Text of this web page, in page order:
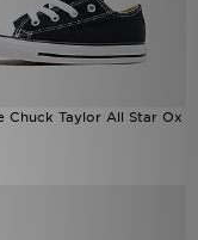
Chuck Taylor All Star Ox